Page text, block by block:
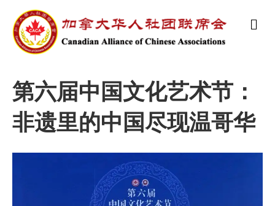
第六届中国文化艺术节：
非遗里的中国尽现温哥华